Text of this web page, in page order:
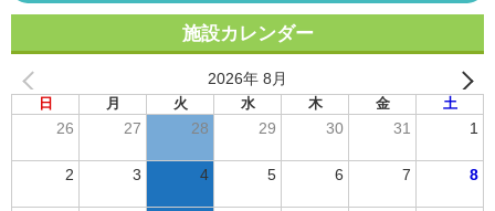
施設カレンダー
2026年 8月
日 月 火 水 木 金 土
26 27 28 29 30 31 1
2 3 4 5 6 7 8